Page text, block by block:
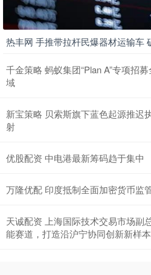
热丰网 手推带拉杆民爆器材运输车
千金策略 蚂蚁集团“Plan A”专项招
域
新宝策略 贝索斯旗下蓝色起源推迟
射
优股配资 中电港最新筹码趋于集中
万隆优配 印度抵制全面加密货币监
天诚配资 上海国际技术交易市场副
能赛道，打造沿沪宁协同创新新样本